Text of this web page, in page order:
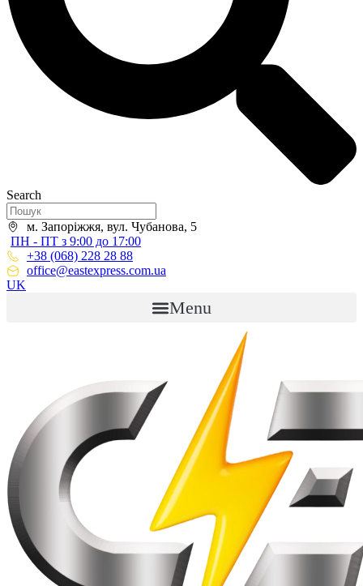
Search
м. Запоріжжя, вул. Чубанова, 5
ПН - ПТ з 9:00 до 17:00
+38 (068) 228 28 88
office@eastexpress.com.ua
UK
Menu